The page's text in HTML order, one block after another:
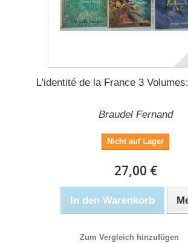
L'identité de la France 3
Braudel Fernand
Nicht auf Lager
27,00 €
In den Warenkorb
Zum Vergleich hinzufügen